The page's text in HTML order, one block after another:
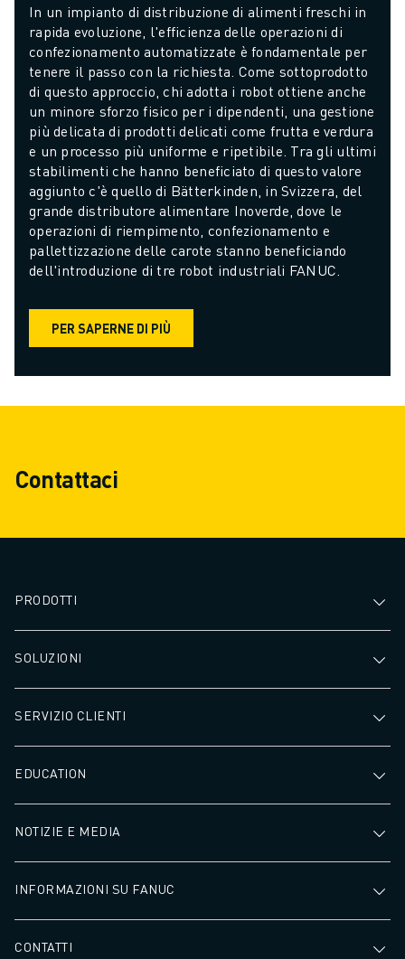
In un impianto di distribuzione di alimenti freschi in
rapida evoluzione, l'efficienza delle operazioni di
confezionamento automatizzate è fondamentale per
tenere il passo con la richiesta. Come sottoprodotto
di questo approccio, chi adotta i robot ottiene anche
un minore sforzo fisico per i dipendenti, una gestione
più delicata di prodotti delicati come frutta e verdura
e un processo più uniforme e ripetibile. Tra gli ultimi
stabilimenti che hanno beneficiato di questo valore
aggiunto c'è quello di Bätterkinden, in Svizzera, del
grande distributore alimentare Inoverde, dove le
operazioni di riempimento, confezionamento e
pallettizzazione delle carote stanno beneficiando
dell'introduzione di tre robot industriali FANUC.
PER SAPERNE DI PIÙ
Contattaci
PRODOTTI
SOLUZIONI
SERVIZIO CLIENTI
EDUCATION
NOTIZIE E MEDIA
INFORMAZIONI SU FANUC
CONTATTI